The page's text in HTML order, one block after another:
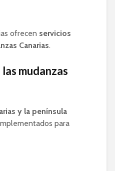
ofrecen servicios
Canarias.
mudanzas
y la península
para